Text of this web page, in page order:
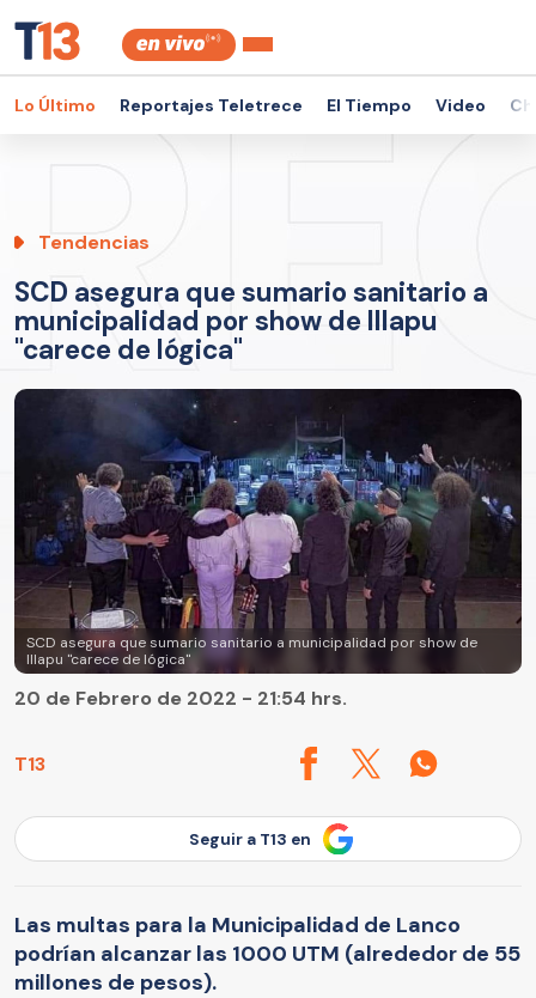
Lo Último Reportajes Teletrece El Tiempo Video
Tendencias
SCD asegura que sumario sanitario a
municipalidad por show de Illapu
"carece de lógica"
SCD asegura que sumario sanitario a municipalidad por show de
Illapu "carece de lógica"
T13
20 de Febrero de 2022 - 21:54 hrs.
Seguir a T13 en
Las multas para la Municipalidad de Lanco
podrían alcanzar las 1000 UTM (alrededor de 55
millones de pesos).